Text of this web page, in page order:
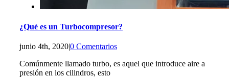
¿Qué es un Turbocompresor?
junio 4th, 2020|0 Comentarios
Comúnmente llamado turbo, es aquel que introduce aire a
presión en los cilindros, esto